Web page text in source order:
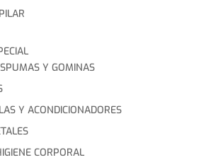
Y GOMINAS
Y ACONDICIONADORES
CORPORAL